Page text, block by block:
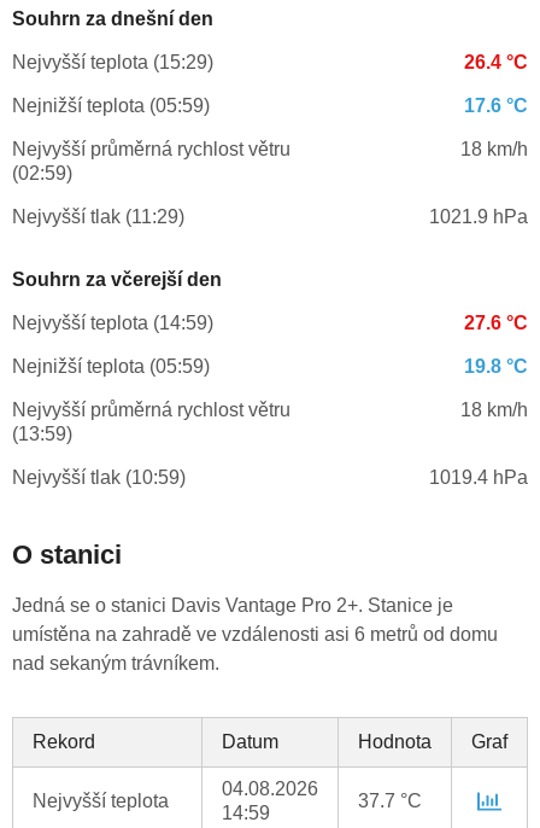
Souhrn za dnešní den
Nejvyšší teplota (15:29) 26.4 °C
Nejnižší teplota (05:59) 17.6 °C
Nejvyšší průměrná rychlost větru
(02:59)
18 km/h
Nejvyšší tlak (11:29) 1021.9 hPa
Souhrn za včerejší den
Nejvyšší teplota (14:59) 27.6 °C
Nejnižší teplota (05:59) 19.8 °C
Nejvyšší průměrná rychlost větru
(13:59)
18 km/h
Nejvyšší tlak (10:59) 1019.4 hPa
O stanici
Jedná se o stanici Davis Vantage Pro 2+. Stanice je
umístěna na zahradě ve vzdálenosti asi 6 metrů od domu
nad sekaným trávníkem.
Rekord Datum Hodnota Graf
Nejvyšší teplota
04.08.2026
14:59
37.7 °C